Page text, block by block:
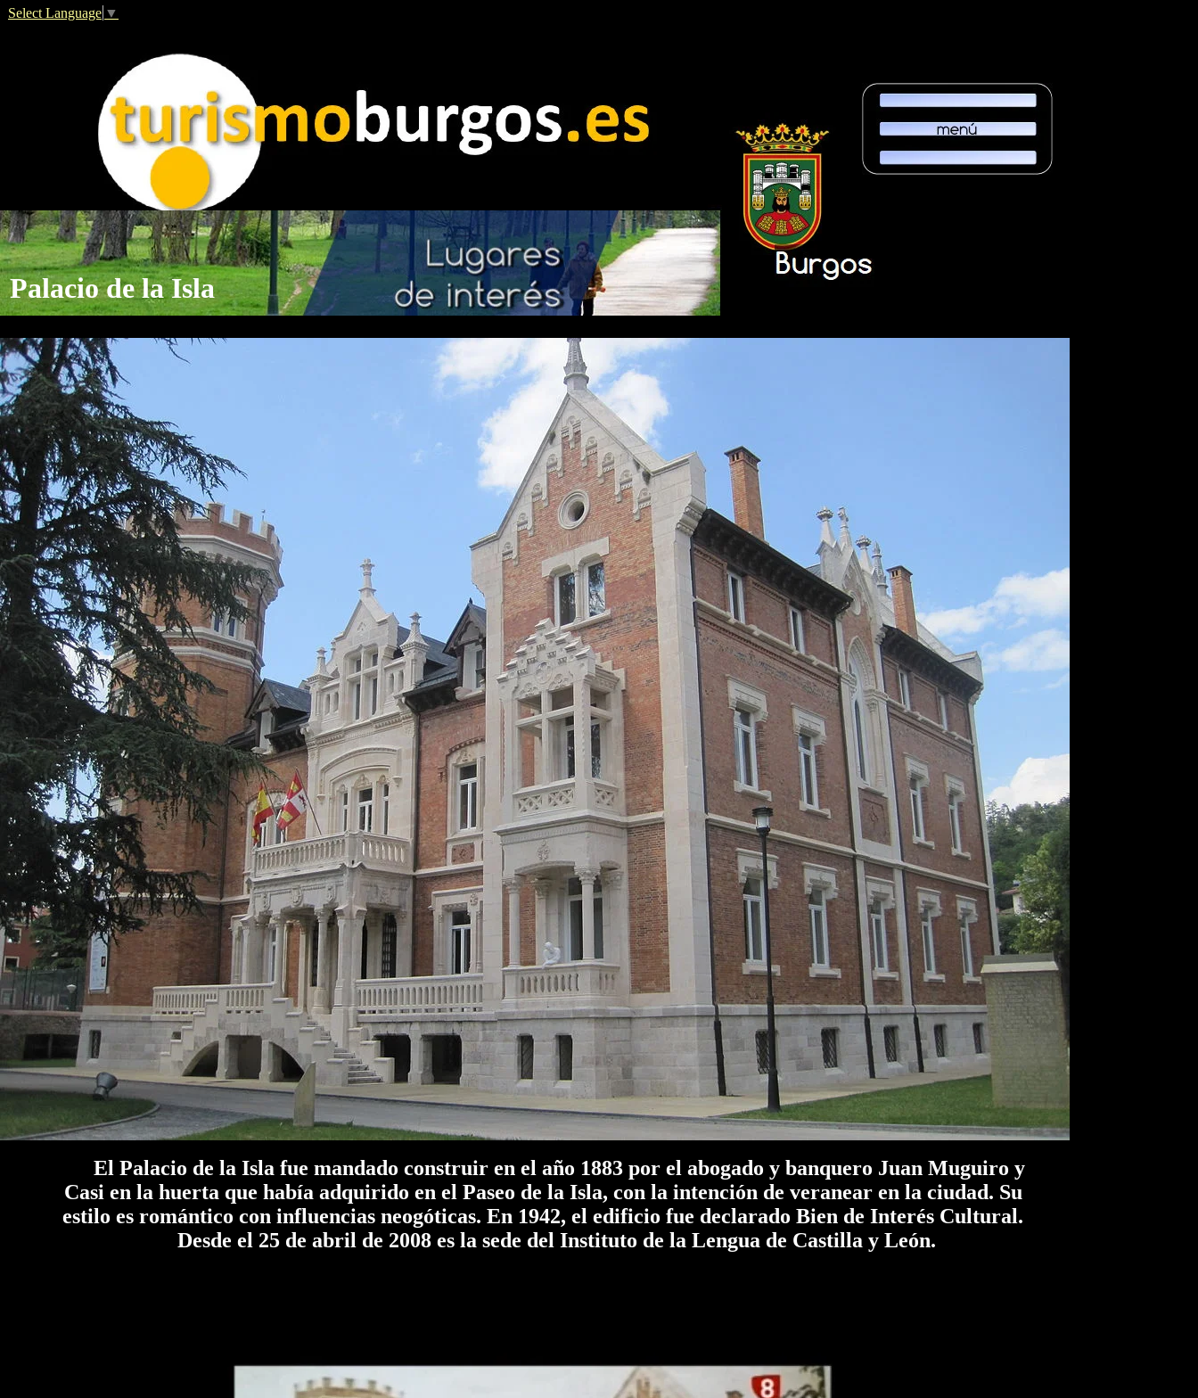
Select Language ▼
Palacio de la Isla
El Palacio de la Isla fue mandado construir en el año 1883 por el abogado y banquero Juan Muguiro y
Casi en la huerta que había adquirido en el Paseo de la Isla, con la intención de veranear en la ciudad. Su
estilo es romántico con influencias neogóticas. En 1942, el edificio fue declarado Bien de Interés Cultural.
Desde el 25 de abril de 2008 es la sede del Instituto de la Lengua de Castilla y León.